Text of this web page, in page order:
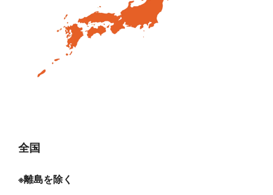
全国
※離島を除く